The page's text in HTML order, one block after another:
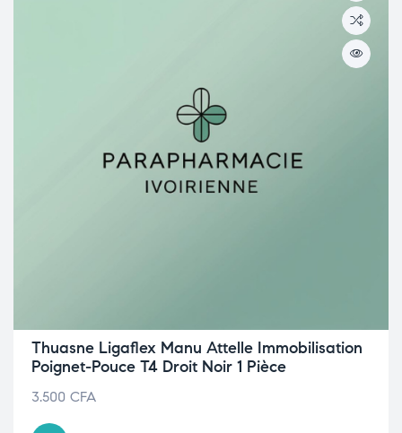
Thuasne Ligaflex Manu Attelle Immobilisation
Poignet-Pouce T4 Droit Noir 1 Pièce
3.500 CFA